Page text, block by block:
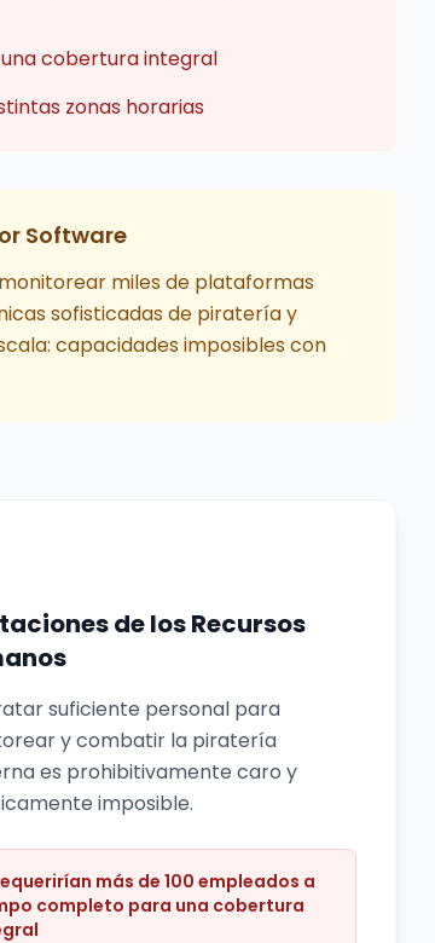
cobertura integral
zonas horarias
Software
miles de plataformas
sofisticadas de piratería y
capacidades imposibles con
de los Recursos
suficiente personal para
y combatir la piratería
es prohibitivamente caro y
imposible.
más de 100 empleados a
completo para una cobertura